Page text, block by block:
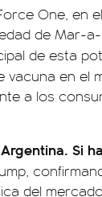
One, en
de Mar-
de esta
vacuna en el
a los
Si
del